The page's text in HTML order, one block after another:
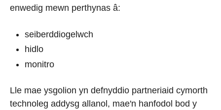
enwedig mewn perthynas â:
seiberddiogelwch
hidlo
monitro
Lle mae ysgolion yn defnyddio partneriaid cymorth
technoleg addysg allanol, mae'n hanfodol bod y